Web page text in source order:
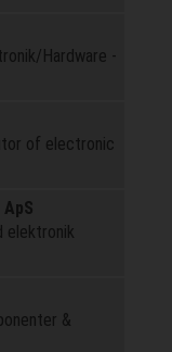
Hardware -
of electronic
elektronik
&